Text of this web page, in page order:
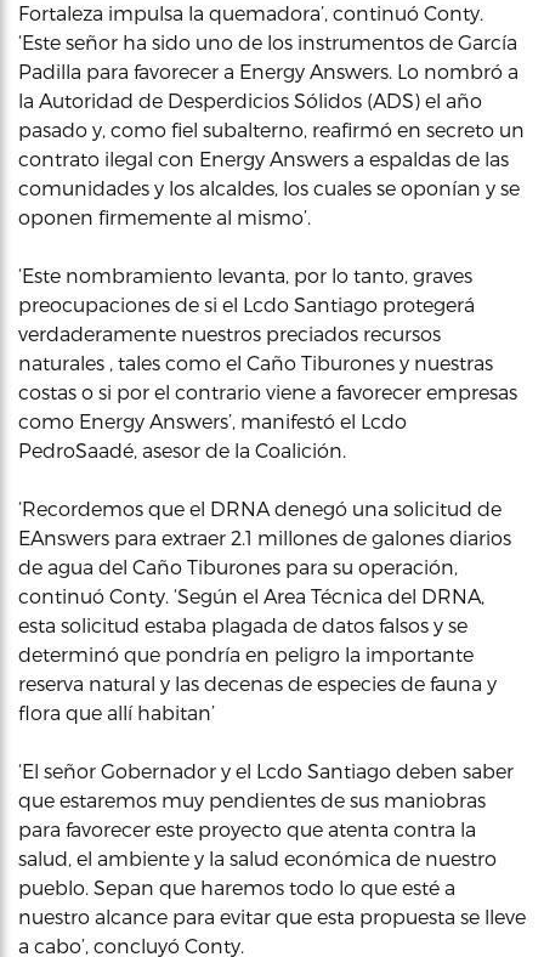
Fortaleza impulsa la quemadora’, continuó Conty.
‘Este señor ha sido uno de los instrumentos de García
Padilla para favorecer a Energy Answers. Lo nombró a
la Autoridad de Desperdicios Sólidos (ADS) el año
pasado y, como fiel subalterno, reafirmó en secreto un
contrato ilegal con Energy Answers a espaldas de las
comunidades y los alcaldes, los cuales se oponían y se
oponen firmemente al mismo’.
‘Este nombramiento levanta, por lo tanto, graves
preocupaciones de si el Lcdo Santiago protegerá
verdaderamente nuestros preciados recursos
naturales , tales como el Caño Tiburones y nuestras
costas o si por el contrario viene a favorecer empresas
como Energy Answers’, manifestó el Lcdo
PedroSaadé, asesor de la Coalición.
‘Recordemos que el DRNA denegó una solicitud de
EAnswers para extraer 2.1 millones de galones diarios
de agua del Caño Tiburones para su operación,
continuó Conty. ‘Según el Area Técnica del DRNA,
esta solicitud estaba plagada de datos falsos y se
determinó que pondría en peligro la importante
reserva natural y las decenas de especies de fauna y
flora que allí habitan’
‘El señor Gobernador y el Lcdo Santiago deben saber
que estaremos muy pendientes de sus maniobras
para favorecer este proyecto que atenta contra la
salud, el ambiente y la salud económica de nuestro
pueblo. Sepan que haremos todo lo que esté a
nuestro alcance para evitar que esta propuesta se lleve
a cabo’, concluyó Conty.